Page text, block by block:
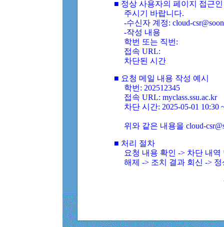
■ 정상 사용자의 페이지 접근
주시기 바랍니다.
-수신자 계정: cloud-
-작성 내용
학번 또는 직번:
접속 URL:
차단된 시간
■ 요청 메일 내용 작성 예시
학번: 202512345
접속 URL: myclass.ssu.ac.kr
차단 시간: 2025-05-01 10:30
위와 같은 내용을 cloud-
■ 처리 절차
요청 내용 확인 -> 차단 내
해제 -> 조치 결과 회신 ->